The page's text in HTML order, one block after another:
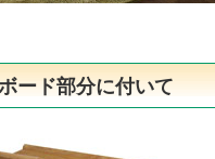
ード部分に付いて